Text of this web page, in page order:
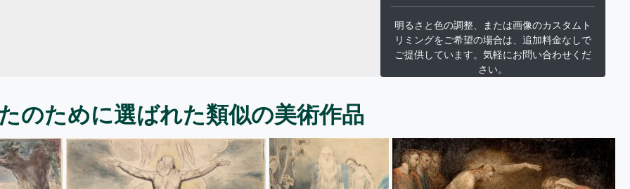
明るさと色の調整、または画像のカスタムト
リミングをご希望の場合は、追加料金なしで
ご提供しています。気軽にお問い合わせくだ
さい。
のために選ばれた類似の美術作品